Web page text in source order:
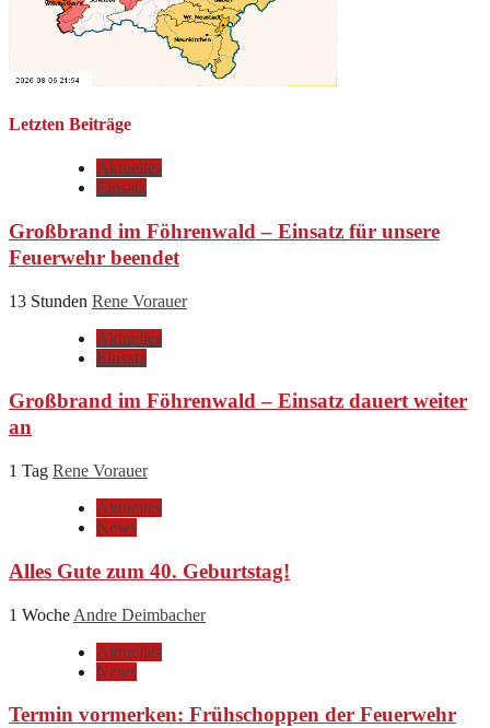
Letzten Beiträge
Aktuelles
Einsatz
Großbrand im Föhrenwald – Einsatz für unsere
Feuerwehr beendet
13 Stunden Rene Vorauer
Aktuelles
Einsatz
Großbrand im Föhrenwald – Einsatz dauert weiter
an
1 Tag Rene Vorauer
Aktuelles
News
Alles Gute zum 40. Geburtstag!
1 Woche Andre Deimbacher
Aktuelles
News
Termin vormerken: Frühschoppen der Feuerwehr